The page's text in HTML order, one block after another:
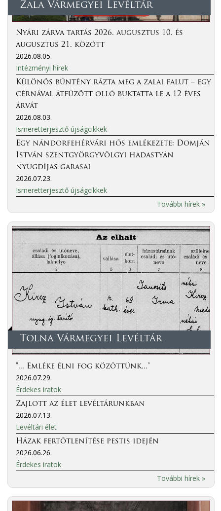
Zala Vármegyei Levéltár
Nyári zárva tartás 2026. augusztus 10. és
augusztus 21. között
2026.08.05.
Intézményi hírek
Különös bűntény rázta meg a zalai falut – egy
cérnával átfűzött olló buktatta le a 12 éves
árvát
2026.08.03.
Ismeretterjesztő újságcikkek
Egy nándorfehérvári hős emlékezete: Domján
István szentgyörgyvölgyi hadastyán
nyugdíjas garasai
2026.07.23.
Ismeretterjesztő újságcikkek
További hírek »
Tolna Vármegyei Levéltár
"... Emléke élni fog közöttünk..."
2026.07.29.
Érdekes iratok
Zajlott az élet levéltárunkban
2026.07.13.
Levéltári élet
Házak fertőtlenítése pestis idején
2026.06.26.
Érdekes iratok
További hírek »